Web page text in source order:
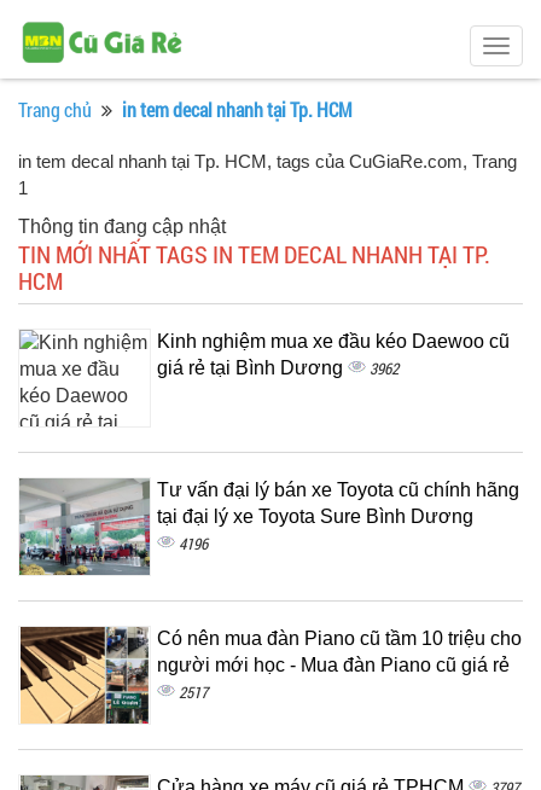
Trang chủ in tem decal nhanh tại Tp. HCM
in tem decal nhanh tại Tp. HCM, tags của CuGiaRe.com, Trang
1
Thông tin đang cập nhật
TIN MỚI NHẤT TAGS IN TEM DECAL NHANH TẠI TP.
HCM
Kinh nghiệm mua xe đầu kéo Daewoo cũ
giá rẻ tại Bình Dương
3962
Tư vấn đại lý bán xe Toyota cũ chính hãng
tại đại lý xe Toyota Sure Bình Dương
4196
Có nên mua đàn Piano cũ tầm 10 triệu cho
người mới học - Mua đàn Piano cũ giá rẻ
2517